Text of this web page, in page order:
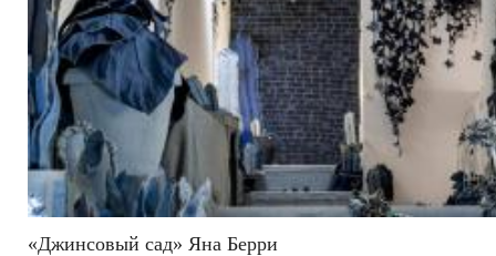
«Джинсовый сад» Яна Берри